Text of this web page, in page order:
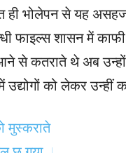
ही भोलेपन से यह
फाइल्स शासन में
कतराते थे अब उन्होंने
को लेकर उन्हीं